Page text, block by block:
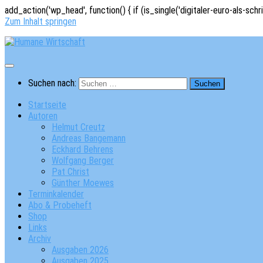
add_action('wp_head', function() { if (is_single('digitaler-euro-als-
Zum Inhalt springen
Suchen nach:
Startseite
Autoren
Helmut Creutz
Andreas Bangemann
Eckhard Behrens
Wolfgang Berger
Pat Christ
Günther Moewes
Terminkalender
Abo & Probeheft
Shop
Links
Archiv
Ausgaben 2026